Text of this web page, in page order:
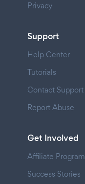
Privacy
Support
Help Center
Tutorials
Contact Support
Report Abuse
Get Involved
Affiliate Program
Success Stories